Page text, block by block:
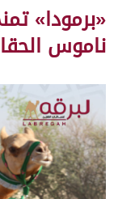
«برمودا»
ناموس